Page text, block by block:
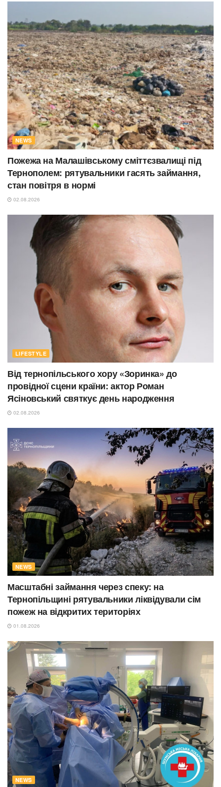
NEWS
Пожежа на Малашівському сміттєзвалищі під
Тернополем: рятувальники гасять займання,
стан повітря в нормі
02.08.2026
LIFESTYLE
Від тернопільського хору «Зоринка» до
провідної сцени країни: актор Роман
Ясіновський святкує день народження
02.08.2026
NEWS
Масштабні займання через спеку: на
Тернопільщині рятувальники ліквідували сім
пожеж на відкритих територіях
01.08.2026
NEWS